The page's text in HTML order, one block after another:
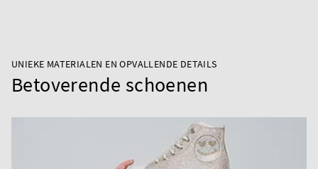
UNIEKE MATERIALEN EN OPVALLENDE DETAILS
Betoverende schoenen